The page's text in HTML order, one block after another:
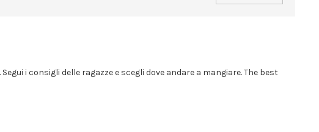
i consigli delle ragazze e scegli dove andare a mangiare. The best